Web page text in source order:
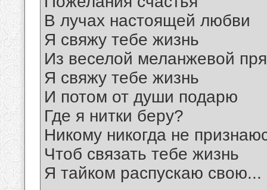
В лучах настоящей любви
Я свяжу тебе жизнь
Из веселой меланжевой
Я свяжу тебе жизнь
И потом от души подарю
Где я нитки беру?
Никому никогда не
Чтоб связать тебе жизнь
Я тайком распускаю свою...